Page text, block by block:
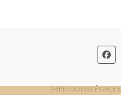
MENTIONS LÉGALES